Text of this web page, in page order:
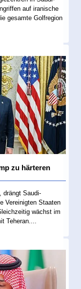
auf iranische
gesamte Golfregion
zu härteren
drängt Saudi-
Vereinigten Staaten
wächst im
Teheran....